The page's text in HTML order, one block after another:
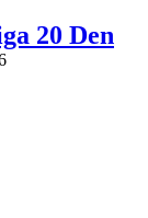
20 Den